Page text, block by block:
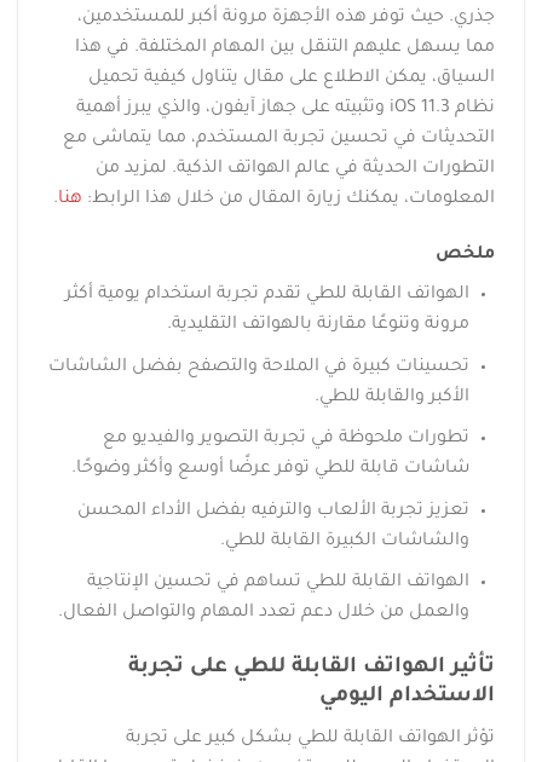
جذري. حيث توفر هذه الأجهزة مرونة أكبر للمستخدمين،
مما يسهل عليهم التنقل بين المهام المختلفة. في هذا
السياق، يمكن الاطلاع على مقال يتناول كيفية تحميل
نظام iOS 11.3 وتثبيته على جهاز آيفون، والذي يبرز أهمية
التحديثات في تحسين تجربة المستخدم، مما يتماشى مع
التطورات الحديثة في عالم الهواتف الذكية. لمزيد من
المعلومات، يمكنك زيارة المقال من خلال هذا الرابط: هنا.
ملخص
الهواتف القابلة للطي تقدم تجربة استخدام يومية أكثر
مرونة وتنوعًا مقارنة بالهواتف التقليدية.
تحسينات كبيرة في الملاحة والتصفح بفضل الشاشات
الأكبر والقابلة للطي.
تطورات ملحوظة في تجربة التصوير والفيديو مع
شاشات قابلة للطي توفر عرضًا أوسع وأكثر وضوحًا.
تعزيز تجربة الألعاب والترفيه بفضل الأداء المحسن
والشاشات الكبيرة القابلة للطي.
الهواتف القابلة للطي تساهم في تحسين الإنتاجية
والعمل من خلال دعم تعدد المهام والتواصل الفعال.
تأثير الهواتف القابلة للطي على تجربة
الاستخدام اليومي
تؤثر الهواتف القابلة للطي بشكل كبير على تجربة